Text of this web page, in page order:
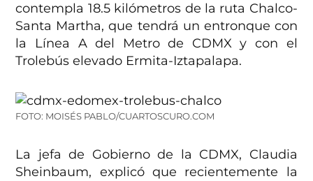
contempla 18.5 kilómetros de la ruta Chalco-
Santa Martha, que tendrá un entronque con
la Línea A del Metro de CDMX y con el
Trolebús elevado Ermita-Iztapalapa.
FOTO: MOISÉS PABLO/CUARTOSCURO.COM
La jefa de Gobierno de la CDMX, Claudia
Sheinbaum, explicó que recientemente la